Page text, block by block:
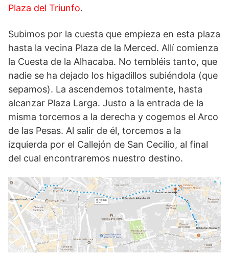
Plaza del Triunfo.
Subimos por la cuesta que empieza en esta plaza
hasta la vecina Plaza de la Merced. Allí comienza
la Cuesta de la Alhacaba. No tembléis tanto, que
nadie se ha dejado los higadillos subiéndola (que
sepamos). La ascendemos totalmente, hasta
alcanzar Plaza Larga. Justo a la entrada de la
misma torcemos a la derecha y cogemos el Arco
de las Pesas. Al salir de él, torcemos a la
izquierda por el Callejón de San Cecilio, al final
del cual encontraremos nuestro destino.